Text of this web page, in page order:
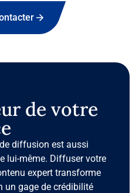
de votre
diffusion est aussi
lui-même. Diffuser votre
expert transforme
un gage de crédibilité